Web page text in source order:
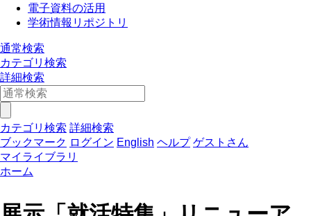
電子資料の活用
学術情報リポジトリ
通常検索
カテゴリ検索
詳細検索
カテゴリ検索 詳細検索
ブックマーク ログイン English ヘルプ ゲストさん
マイライブラリ
ホーム